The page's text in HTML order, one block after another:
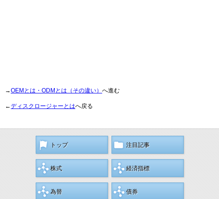
→OEMとは・ODMとは（その違い） へ進む
←ディスクロージャーとはへ戻る
トップ 注目記事
株式 経済指標
為替 債券